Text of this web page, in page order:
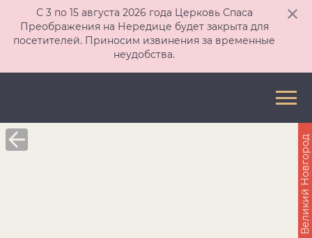
С 3 по 15 августа 2026 года Церковь Спаса
Преображения на Нередице будет закрыта для
посетителей. Приносим извинения за временные
неудобства.
Великий Новгород